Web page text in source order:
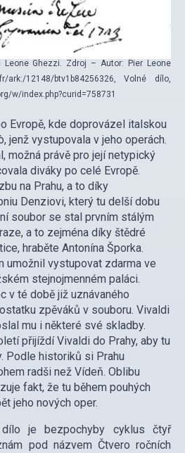
Leone Ghezzi. Zdroj – Autor: Pier Leone
ark:/12148/btv1b84256326, Volné dílo,
w/index.php?curid=758731
Evropě, kde doprovázel italskou
jenž vystupovala v jeho operách.
možná právě pro její netypický
diváky po celé Evropě.
na Prahu, a to díky
Denziovi, který tu delší dobu
soubor se stal prvním stálým
a to zejména díky štědré
hraběte Antonína Šporka.
umožnil vystupovat zdarma ve
stejnojmenném paláci.
v té době již uznávaného
zpěváků v souboru. Vivaldi
mu i některé své skladby.
přijíždí Vivaldi do Prahy, aby tu
Podle historiků si Prahu
radši než Vídeň. Oblibu
fakt, že tu během pouhých
jeho nových oper.
dílo je bezpochyby cyklus čtyř
pod názvem Čtvero ročních